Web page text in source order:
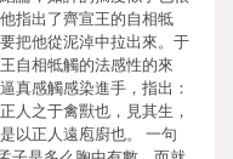
指出了齊宣王的自相牴
把他從泥淖中拉出來。于
自相牴觸的法感性的來
真感觸感染進手，指出：
人之于禽獸也，見其生，
以正人遠庖廚也。 一句